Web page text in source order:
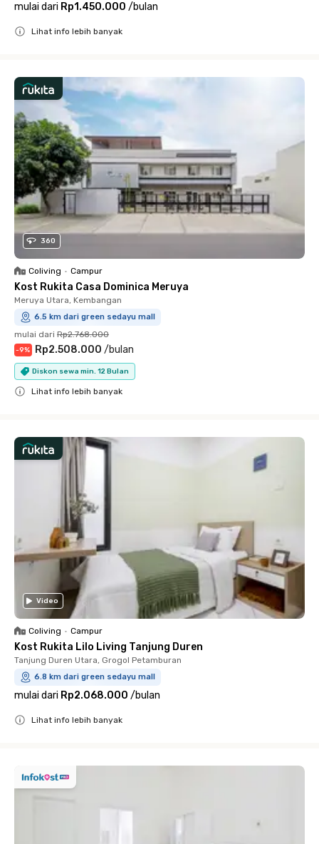
mulai dari Rp1.450.000 /bulan
Lihat info lebih banyak
360
Coliving • Campur
Kost Rukita Casa Dominica Meruya
Meruya Utara, Kembangan
6.5 km dari green sedayu mall
mulai dari Rp2.768.000
-9% Rp2.508.000 /bulan
Diskon sewa min. 12 Bulan
Lihat info lebih banyak
Video
Coliving • Campur
Kost Rukita Lilo Living Tanjung Duren
Tanjung Duren Utara, Grogol Petamburan
6.8 km dari green sedayu mall
mulai dari Rp2.068.000 /bulan
Lihat info lebih banyak